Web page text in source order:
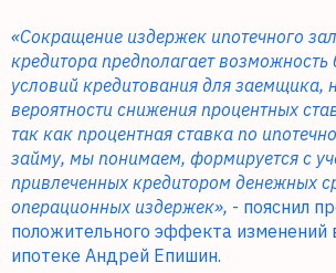
«Сокращение издержек ипотечного
кредитора предполагает
условий кредитования для заемщика,
вероятности снижения процентных
так как процентная ставка по
займу, мы понимаем, формируется с
привлеченных кредитором денежных
операционных издержек», - пояснил
положительного эффекта изменений
ипотеке Андрей Епишин.